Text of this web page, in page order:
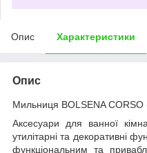
Опис Характеристики
Опис
Мильниця BOLSENA CORSO
Аксесуари для ванної
утилітарні та декоративні
функціональним та